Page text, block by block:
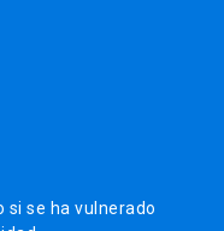
si se ha vulnerado